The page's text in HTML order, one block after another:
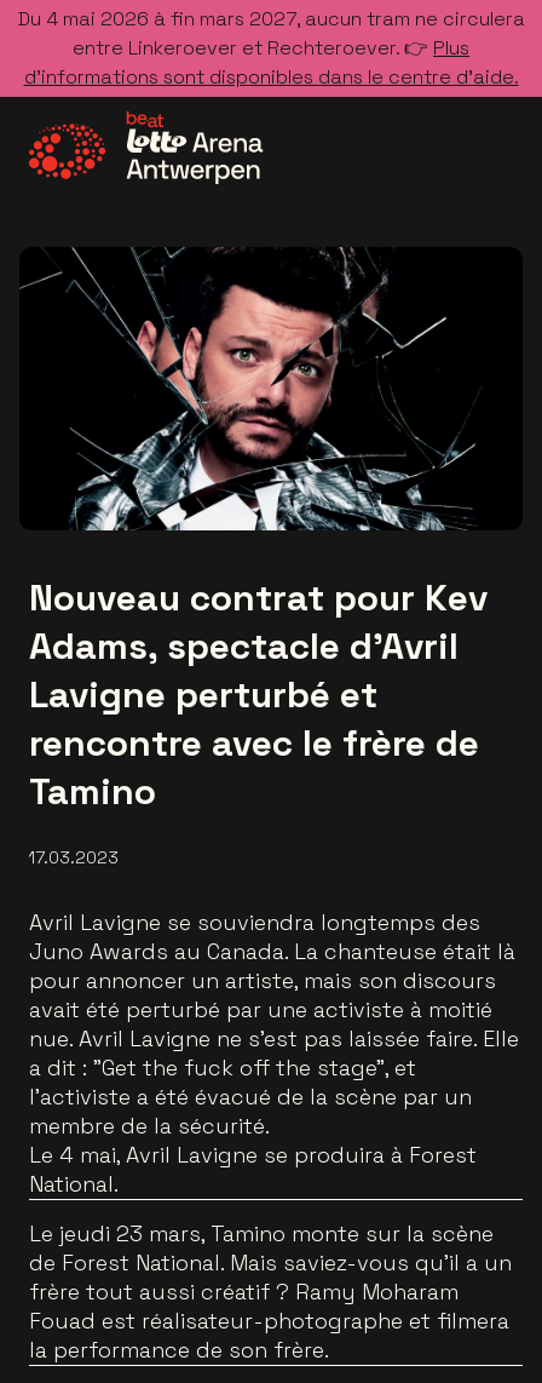
Du 4 mai 2026 à fin mars 2027, aucun tram ne circulera
entre Linkeroever et Rechteroever. 👉 Plus
d’informations sont disponibles dans le centre d’aide.
Nouveau contrat pour Kev
Adams, spectacle d'Avril
Lavigne perturbé et
rencontre avec le frère de
Tamino
17.03.2023
Avril Lavigne se souviendra longtemps des
Juno Awards au Canada. La chanteuse était là
pour annoncer un artiste, mais son discours
avait été perturbé par une activiste à moitié
nue. Avril Lavigne ne s'est pas laissée faire. Elle
a dit : "Get the fuck off the stage", et
l'activiste a été évacué de la scène par un
membre de la sécurité.
Le 4 mai, Avril Lavigne se produira à Forest
National.
Le jeudi 23 mars, Tamino monte sur la scène
de Forest National. Mais saviez-vous qu'il a un
frère tout aussi créatif ? Ramy Moharam
Fouad est réalisateur-photographe et filmera
la performance de son frère.